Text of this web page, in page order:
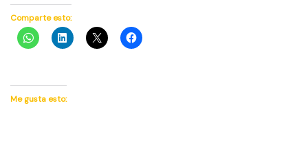
Comparte esto:
Me gusta esto: